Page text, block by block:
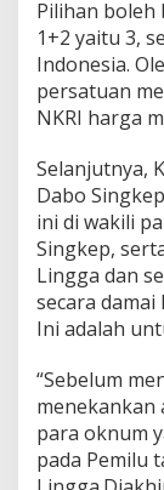
Pilihan boleh
1+2 yaitu 3,
Indonesia.
persatuan
NKRI harga
Selanjutnya,
Dabo
ini di wakili
Singkep,
Lingga dan
secara
Ini adalah
“Sebelum
menekankan
para oknum
pada Pemilu